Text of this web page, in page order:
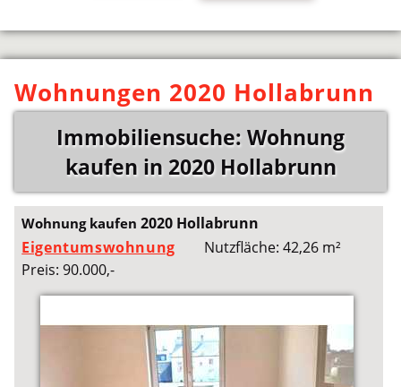
Wohnungen 2020 Hollabrunn
Immobiliensuche: Wohnung
kaufen in 2020 Hollabrunn
Wohnung kaufen2020 Hollabrunn
Eigentumswohnung
Nutzfläche: 42,26 m²
Preis: 90.000,-